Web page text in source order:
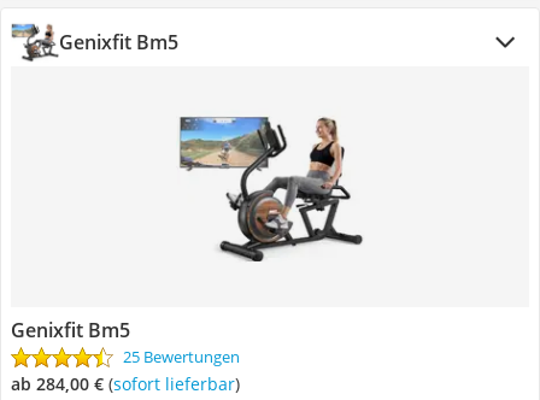
Genixfit Bm5
Genixfit Bm5
25 Bewertungen
ab 284,00 € ( Sofort lieferbar)